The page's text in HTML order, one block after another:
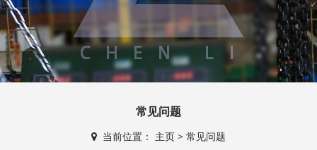
常见问题
当前位置： 主页> 常见问题